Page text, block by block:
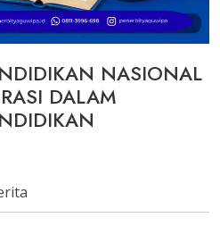
NASIONAL
DALAM